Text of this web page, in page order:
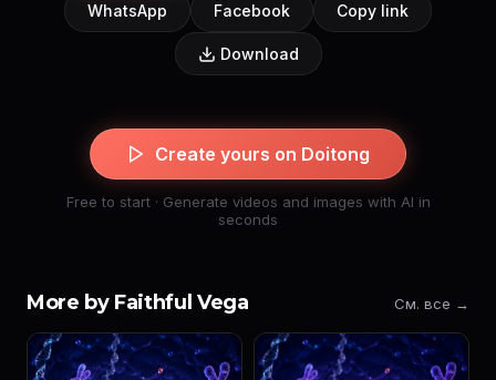
WhatsApp Facebook Copy link
Download
Create yours on Doitong
Free to start · Generate videos and images with AI in
seconds
More by Faithful Vega См. все →